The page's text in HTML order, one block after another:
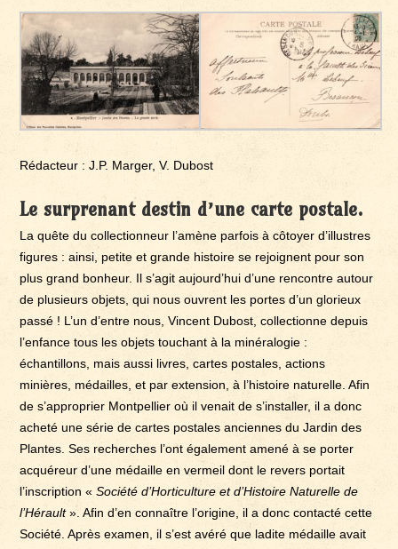
Rédacteur : J.P. Marger, V. Dubost
Le surprenant destin d’une carte postale.
La quête du collectionneur l’amène parfois à côtoyer d’illustres
figures : ainsi, petite et grande histoire se rejoignent pour son
plus grand bonheur. Il s’agit aujourd’hui d’une rencontre autour
de plusieurs objets, qui nous ouvrent les portes d’un glorieux
passé ! L’un d’entre nous, Vincent Dubost, collectionne depuis
l’enfance tous les objets touchant à la minéralogie :
échantillons, mais aussi livres, cartes postales, actions
minières, médailles, et par extension, à l’histoire naturelle. Afin
de s’approprier Montpellier où il venait de s’installer, il a donc
acheté une série de cartes postales anciennes du Jardin des
Plantes. Ses recherches l’ont également amené à se porter
acquéreur d’une médaille en vermeil dont le revers portait
l’inscription «Société d’Horticulture et d’Histoire Naturelle de
l’Hérault». Afin d’en connaître l’origine, il a donc contacté cette
Société. Après examen, il s’est avéré que ladite médaille avait